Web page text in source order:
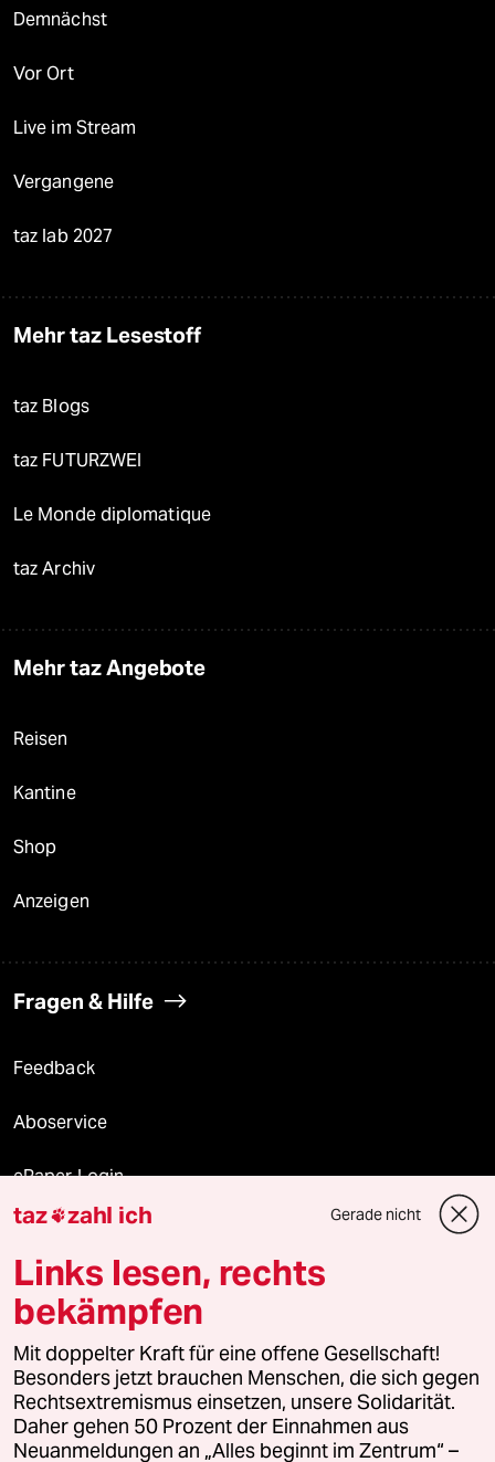
Demnächst
Vor Ort
Live im Stream
Vergangene
taz lab 2027
Mehr taz Lesestoff
taz Blogs
taz FUTURZWEI
Le Monde diplomatique
taz Archiv
Mehr taz Angebote
Reisen
Kantine
Shop
Anzeigen
Fragen & Hilfe
Feedback
Aboservice
ePaper Login
Downloads für Abonnierende
© 2026 taz Verlags und Vertriebs GmbH
Alle Rechte vorbehalten. Bei rechtlichen Fragen oder für Genehmigungen
wenden Sie sich bitte an lizenzen@taz.de
Feedback Redaktionsstatut Kommune-Richtlinien
taz zahl ich Gerade nicht
Links lesen, rechts
bekämpfen
Mit doppelter Kraft für eine offene Gesellschaft!
Besonders jetzt brauchen Menschen, die sich gegen
Rechtsextremismus einsetzen, unsere Solidarität.
Daher gehen 50 Prozent der Einnahmen aus
Neuanmeldungen an „Alles beginnt im Zentrum“ –